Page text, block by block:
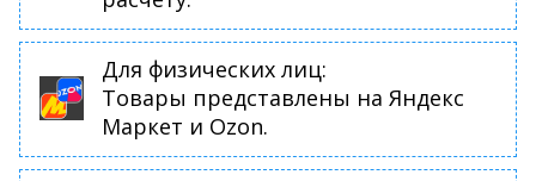
Для физических лиц:
Товары представлены на Яндекс
Маркет и Ozon.